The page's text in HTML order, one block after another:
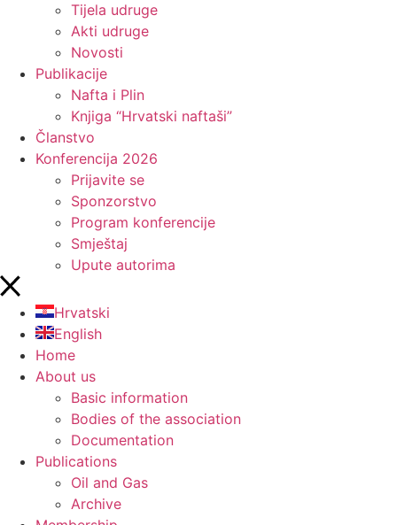
Tijela udruge
Akti udruge
Novosti
Publikacije
Nafta i Plin
Knjiga “Hrvatski naftaši”
Članstvo
Konferencija 2026
Prijavite se
Sponzorstvo
Program konferencije
Smještaj
Upute autorima
Hrvatski
English
Home
About us
Basic information
Bodies of the association
Documentation
Publications
Oil and Gas
Archive